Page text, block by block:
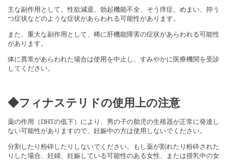
主な副作用として、性欲減退、勃起機能不全、そう痒症、めまい、抑う
つ症状などのような症状があらわれる可能性があります。
また、重大な副作用として、稀に肝機能障害の症状があらわれる可能性
があります。
体に異常があらわれた場合は使用を中止し、すみやかに医療機関を受診
してください。
◆フィナステリドの使用上の注意
薬の作用（DHTの低下）により、男の子の胎児の生殖器が正常に発達し
ない可能性がありますので、妊娠中の方は使用しないでください。
分割したり粉砕したりしないでください。もし薬が割れたり粉砕された
りした場合、妊婦、妊娠している可能性のある女性、または授乳中の女